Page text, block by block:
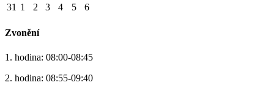
31 1 2 3 4 5 6
Zvonění
1. hodina: 08:00-08:45
2. hodina: 08:55-09:40